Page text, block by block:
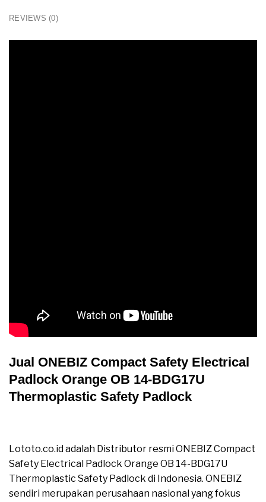
REVIEWS (0)
Jual ONEBIZ Compact Safety Electrical
Padlock Orange OB 14-BDG17U
Thermoplastic Safety Padlock
Lototo.co.id adalah Distributor resmi ONEBIZ Compact
Safety Electrical Padlock Orange OB 14-BDG17U
Thermoplastic Safety Padlock di Indonesia. ONEBIZ
sendiri merupakan perusahaan nasional yang fokus